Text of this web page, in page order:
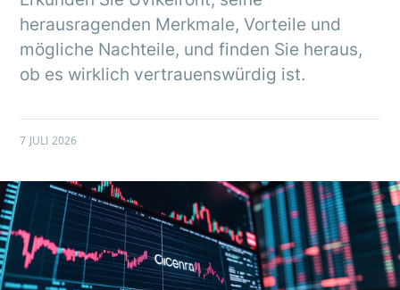
herausragenden Merkmale, Vorteile und
mögliche Nachteile, und finden Sie heraus,
ob es wirklich vertrauenswürdig ist.
7 JULI 2026